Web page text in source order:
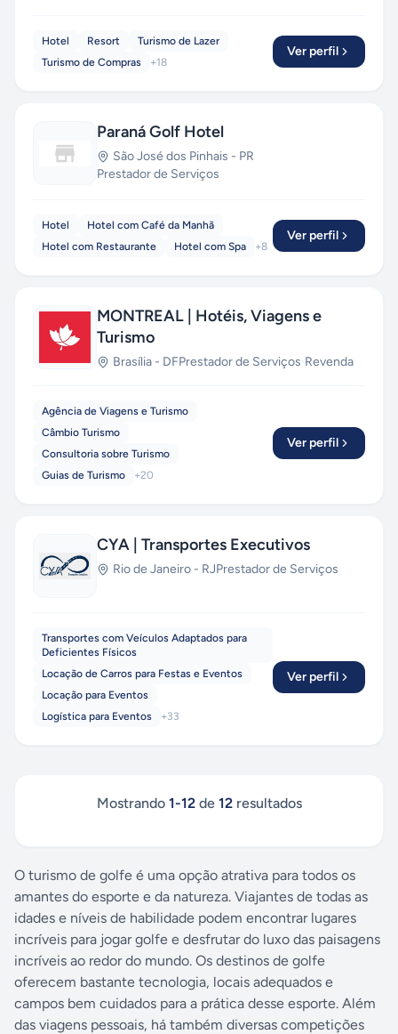
Hotel Resort
Turismo de Lazer
Turismo de Compras
+18
Ver perfil
Paraná Golf Hotel
São José dos Pinhais - PR
Prestador de Serviços
Hotel
Hotel com Café da Manhã
Hotel com Restaurante
Hotel com Spa +8
Ver perfil
MONTREAL | Hotéis, Viagens e
Turismo
Brasília - DFPrestador de Serviços·Revenda
Agência de Viagens e Turismo
Câmbio Turismo
Consultoria sobre Turismo
Guias de Turismo
+20
Ver perfil
CYA | Transportes Executivos
Rio de Janeiro - RJPrestador de Serviços
Transportes com Veículos Adaptados para
Deficientes Físicos
Locação de Carros para Festas e Eventos
Locação para Eventos
Logística para Eventos
+33
Ver perfil
Mostrando 1-12de 12resultados
O turismo de golfe é uma opção atrativa para todos os
amantes do esporte e da natureza. Viajantes de todas as
idades e níveis de habilidade podem encontrar lugares
incríveis para jogar golfe e desfrutar do luxo das paisagens
incríveis ao redor do mundo. Os destinos de golfe
oferecem bastante tecnologia, locais adequados e
campos bem cuidados para a prática desse esporte. Além
das viagens pessoais, há também diversas competições